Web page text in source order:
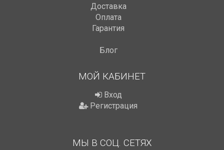
Доставка
Оплата
Гарантия
Блог
МОЙ КАБИНЕТ
Вход
Регистрация
МЫ В СОЦ. СЕТЯХ